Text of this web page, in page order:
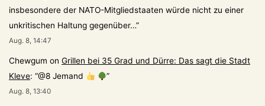
insbesondere der NATO-Mitgliedstaaten würde nicht zu einer
unkritischen Haltung gegenüber…”
Aug. 8, 14:47
Chewgum on Grillen bei 35 Grad und Dürre: Das sagt die Stadt
Kleve: “@8 Jemand ”
Aug. 8, 13:40